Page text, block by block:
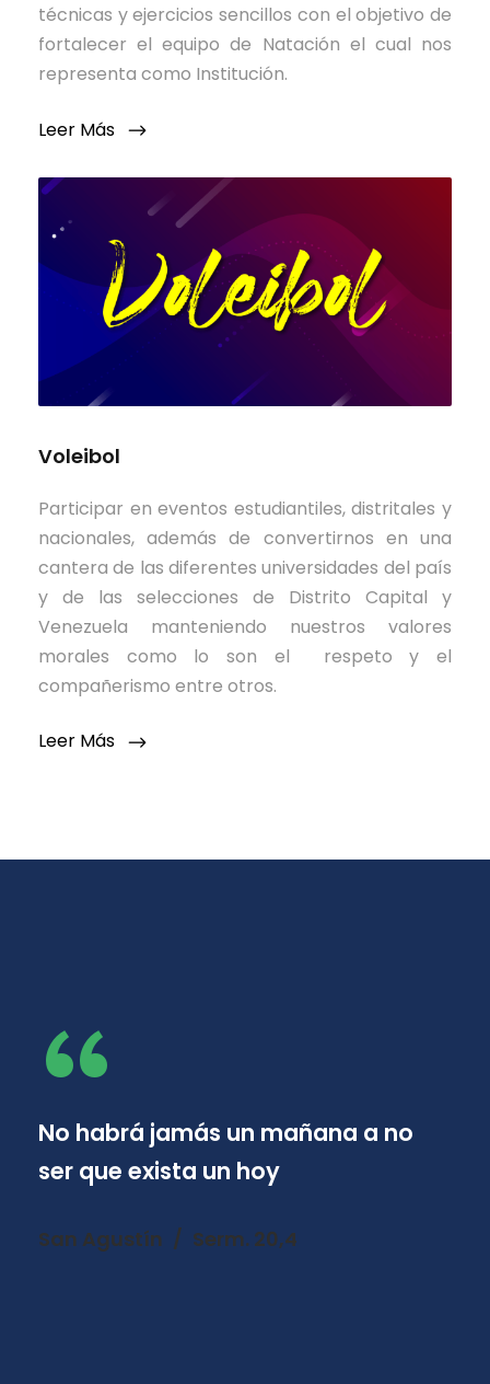
técnicas y ejercicios sencillos con el objetivo de
fortalecer el equipo de Natación el cual nos
representa como Institución.
Leer Más
Voleibol
Participar en eventos estudiantiles, distritales y
nacionales, además de convertirnos en una
cantera de las diferentes universidades del país
y de las selecciones de Distrito Capital y
Venezuela manteniendo nuestros valores
morales como lo son el respeto y el
compañerismo entre otros.
Leer Más
“
No habrá jamás un mañana a no
ser que exista un hoy
San Agustín Serm. 20,4